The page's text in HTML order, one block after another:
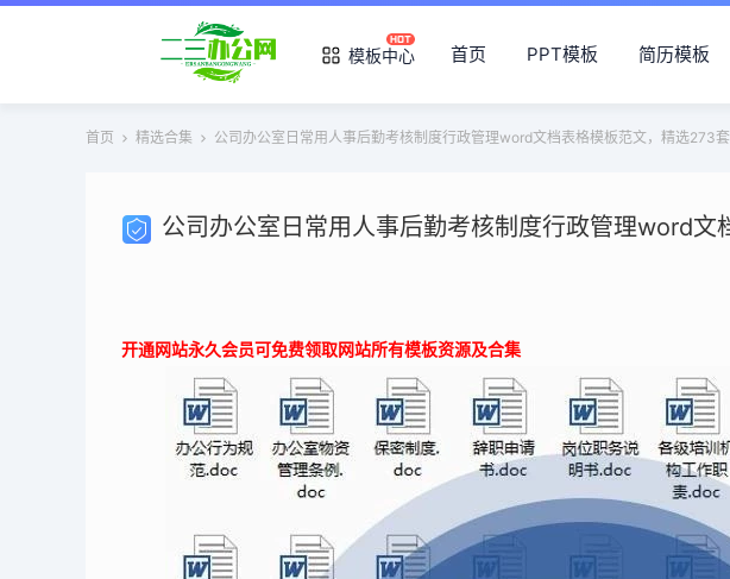
模板中心 首页 PPT模板 简历模板
首页 精选合集 公司办公室日常用人事后勤考核制度行政管理word文档表格模板范文，精选273套
开通网站永久会员可免费领取网站所有模板资源及合集